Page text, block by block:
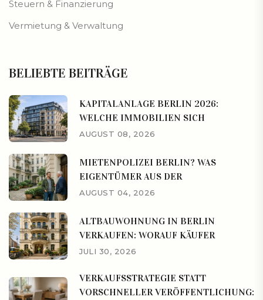
Steuern & Finanzierung
Vermietung & Verwaltung
BELIEBTE BEITRÄGE
KAPITALANLAGE BERLIN 2026:
WELCHE IMMOBILIEN SICH
AUGUST 08, 2026
MIETENPOLIZEI BERLIN? WAS
EIGENTÜMER AUS DER
AUGUST 04, 2026
ALTBAUWOHNUNG IN BERLIN
VERKAUFEN: WORAUF KÄUFER
JULI 30, 2026
VERKAUFSSTRATEGIE STATT
VORSCHNELLER VERÖFFENTLICHUNG: